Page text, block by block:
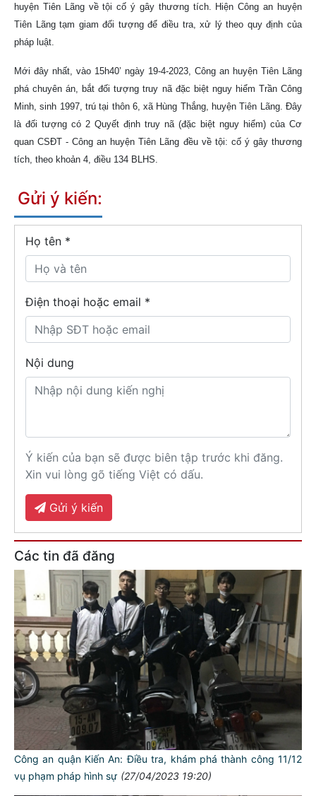
huyện Tiên Lãng về tội cố ý gây thương tích. Hiện Công an huyện
Tiên Lãng tạm giam đối tượng để điều tra, xử lý theo quy định của
pháp luật.
Mới đây nhất, vào 15h40’ ngày 19-4-2023, Công an huyện Tiên Lãng
phá chuyên án, bắt đối tượng truy nã đặc biệt nguy hiểm Trần Công
Minh, sinh 1997, trú tại thôn 6, xã Hùng Thắng, huyện Tiên Lãng. Đây
là đối tượng có 2 Quyết định truy nã (đặc biệt nguy hiểm) của Cơ
quan CSĐT - Công an huyện Tiên Lãng đều về tội: cố ý gây thương
tích, theo khoản 4, điều 134 BLHS.
Gửi ý kiến:
Họ tên *
Điện thoại hoặc email *
Nội dung
Ý kiến của bạn sẽ được biên tập trước khi đăng.
Xin vui lòng gõ tiếng Việt có dấu.
Gửi ý kiến
Các tin đã đăng
Công an quận Kiến An: Điều tra, khám phá thành công 11/12
vụ phạm pháp hình sự (27/04/2023 19:20)